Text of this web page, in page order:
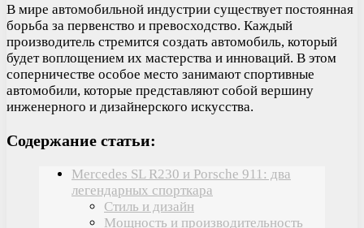
В мире автомобильной индустрии существует постоянная
борьба за первенство и превосходство. Каждый
производитель стремится создать автомобиль, который
будет воплощением их мастерства и инноваций. В этом
соперничестве особое место занимают спортивные
автомобили, которые представляют собой вершину
инженерного и дизайнерского искусства.
Содержание статьи:
Mercedes SL R230 и Porsche 911: два
легендарных спорткара
Стиль и дизайн
Мощность и производительность